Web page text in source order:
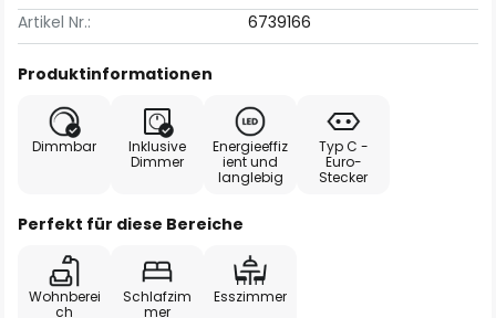
Artikel Nr.:
6739166
Produktinformationen
Dimmbar
Inklusive
Dimmer
Energieeffiz
ient und
langlebig
Typ C -
Euro-
Stecker
Perfekt für diese Bereiche
Wohnberei
ch
Schlafzim
mer
Esszimmer